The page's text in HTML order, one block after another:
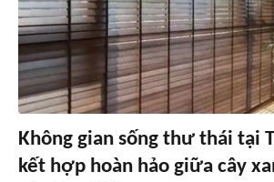
Không gian sống thư thái tại
kết hợp hoàn hảo giữa cây